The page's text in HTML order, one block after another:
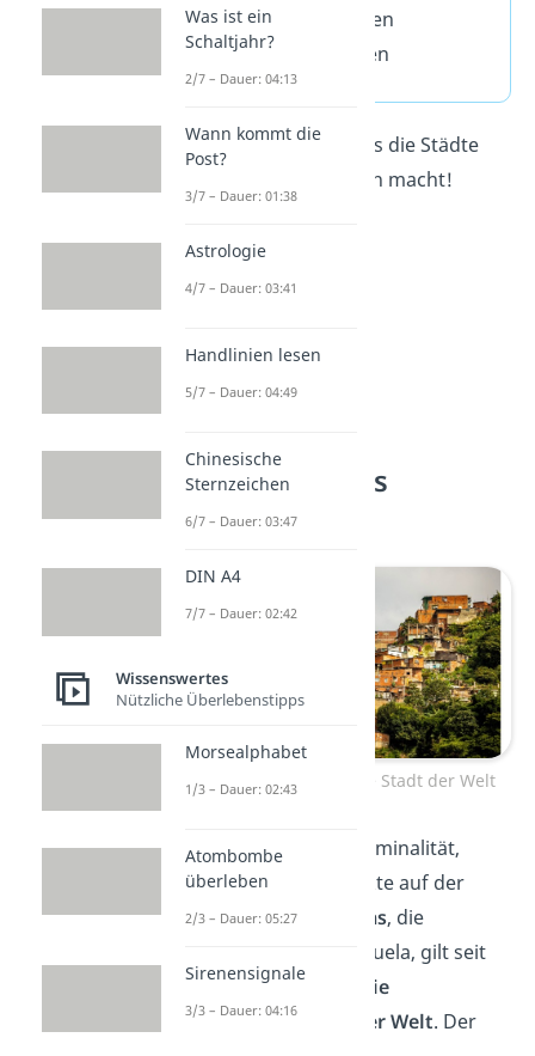
Fortaleza, Brasilien
Salvador, Brasilien
Nun zeigen wir dir, was die Städte
eigentlich so gefährlich macht!
Platz 1: Caracas
(Venezuela)
Caracas – Gefährlichste Stadt der Welt
Hier stehen Bandenkriminalität,
Raub und Drogendelikte auf der
Tagesordnung:
Caracas, die
Hauptstadt von Venezuela, gilt seit
mehreren Jahren als
die
gefährlichste Stadt der Welt. Der
Was ist ein
Schaltjahr?
2/7 – Dauer: 04:13
Wann kommt die
Post?
3/7 – Dauer: 01:38
Astrologie
4/7 – Dauer: 03:41
Handlinien lesen
5/7 – Dauer: 04:49
Chinesische
Sternzeichen
6/7 – Dauer: 03:47
DIN A4
7/7 – Dauer: 02:42
Wissenswertes
Nützliche Überlebenstipps
Morsealphabet
1/3 – Dauer: 02:43
Atombombe
überleben
2/3 – Dauer: 05:27
Sirenensignale
3/3 – Dauer: 04:16